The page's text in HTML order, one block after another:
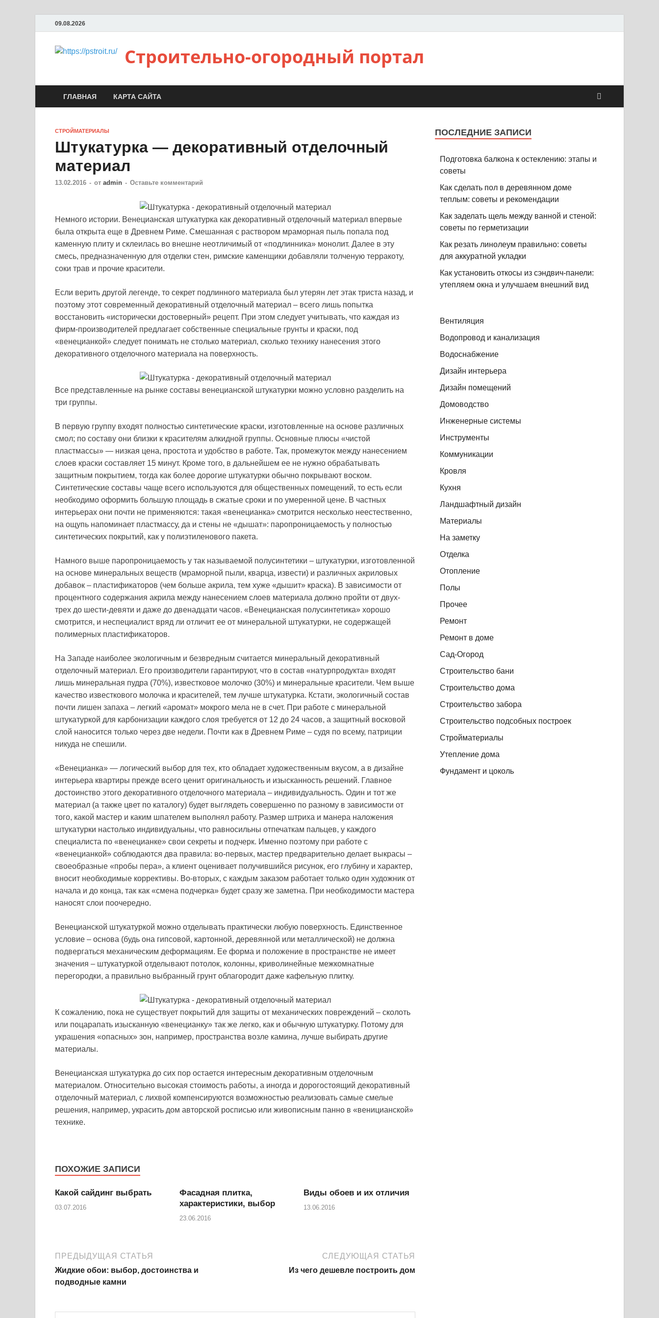
09.08.2026
Строительно-огородный портал
ГЛАВНАЯ КАРТА САЙТА
СТРОЙМАТЕРИАЛЫ
Штукатурка — декоративный отделочный
материал
13.02.2016 - от admin - Оставьте комментарий
Немного истории. Венецианская штукатурка как декоративный отделочный материал впервые
была открыта еще в Древнем Риме. Смешанная с раствором мраморная пыль попала под
каменную плиту и склеилась во внешне неотличимый от «подлинника» монолит. Далее в эту
смесь, предназначенную для отделки стен, римские каменщики добавляли толченую терракоту,
соки трав и прочие красители.
Если верить другой легенде, то секрет подлинного материала был утерян лет этак триста назад, и
поэтому этот современный декоративный отделочный материал – всего лишь попытка
восстановить «исторически достоверный» рецепт. При этом следует учитывать, что каждая из
фирм-производителей предлагает собственные специальные грунты и краски, под
«венецианкой» следует понимать не столько материал, сколько технику нанесения этого
декоративного отделочного материала на поверхность.
Все представленные на рынке составы венецианской штукатурки можно условно разделить на
три группы.
В первую группу входят полностью синтетические краски, изготовленные на основе различных
смол; по составу они близки к красителям алкидной группы. Основные плюсы «чистой
пластмассы» — низкая цена, простота и удобство в работе. Так, промежуток между нанесением
слоев краски составляет 15 минут. Кроме того, в дальнейшем ее не нужно обрабатывать
защитным покрытием, тогда как более дорогие штукатурки обычно покрывают воском.
Синтетические составы чаще всего используются для общественных помещений, то есть если
необходимо оформить большую площадь в сжатые сроки и по умеренной цене. В частных
интерьерах они почти не применяются: такая «венецианка» смотрится несколько неестественно,
на ощупь напоминает пластмассу, да и стены не «дышат»: паропроницаемость у полностью
синтетических покрытий, как у полиэтиленового пакета.
Намного выше паропроницаемость у так называемой полусинтетики – штукатурки, изготовленной
на основе минеральных веществ (мраморной пыли, кварца, извести) и различных акриловых
добавок – пластификаторов (чем больше акрила, тем хуже «дышит» краска). В зависимости от
процентного содержания акрила между нанесением слоев материала должно пройти от двух-
трех до шести-девяти и даже до двенадцати часов. «Венецианская полусинтетика» хорошо
смотрится, и неспециалист вряд ли отличит ее от минеральной штукатурки, не содержащей
полимерных пластификаторов.
На Западе наиболее экологичным и безвредным считается минеральный декоративный
отделочный материал. Его производители гарантируют, что в состав «натурпродукта» входят
лишь минеральная пудра (70%), известковое молочко (30%) и минеральные красители. Чем выше
качество известкового молочка и красителей, тем лучше штукатурка. Кстати, экологичный состав
почти лишен запаха – легкий «аромат» мокрого мела не в счет. При работе с минеральной
штукатуркой для карбонизации каждого слоя требуется от 12 до 24 часов, а защитный восковой
слой наносится только через две недели. Почти как в Древнем Риме – судя по всему, патриции
никуда не спешили.
«Венецианка» — логический выбор для тех, кто обладает художественным вкусом, а в дизайне
интерьера квартиры прежде всего ценит оригинальность и изысканность решений. Главное
достоинство этого декоративного отделочного материала – индивидуальность. Один и тот же
материал (а также цвет по каталогу) будет выглядеть совершенно по разному в зависимости от
того, какой мастер и каким шпателем выполнял работу. Размер штриха и манера наложения
штукатурки настолько индивидуальны, что равносильны отпечаткам пальцев, у каждого
специалиста по «венецианке» свои секреты и подчерк. Именно поэтому при работе с
«венецианкой» соблюдаются два правила: во-первых, мастер предварительно делает выкрасы –
своеобразные «пробы пера», а клиент оценивает получившийся рисунок, его глубину и характер,
вносит необходимые коррективы. Во-вторых, с каждым заказом работает только один художник от
начала и до конца, так как «смена подчерка» будет сразу же заметна. При необходимости мастера
наносят слои поочередно.
Венецианской штукатуркой можно отделывать практически любую поверхность. Единственное
условие – основа (будь она гипсовой, картонной, деревянной или металлической) не должна
подвергаться механическим деформациям. Ее форма и положение в пространстве не имеет
значения – штукатуркой отделывают потолок, колонны, криволинейные межкомнатные
перегородки, а правильно выбранный грунт облагородит даже кафельную плитку.
К сожалению, пока не существует покрытий для защиты от механических повреждений – сколоть
или поцарапать изысканную «венецианку» так же легко, как и обычную штукатурку. Потому для
украшения «опасных» зон, например, пространства возле камина, лучше выбирать другие
материалы.
Венецианская штукатурка до сих пор остается интересным декоративным отделочным
материалом. Относительно высокая стоимость работы, а иногда и дорогостоящий декоративный
отделочный материал, с лихвой компенсируются возможностью реализовать самые смелые
решения, например, украсить дом авторской росписью или живописным панно в «веницианской»
технике.
ПОХОЖИЕ ЗАПИСИ
Какой сайдинг выбрать
03.07.2016
Фасадная плитка,
характеристики, выбор
23.06.2016
Виды обоев и их отличия
13.06.2016
ПРЕДЫДУЩАЯ СТАТЬЯ
Жидкие обои: выбор, достоинства и
подводные камни
СЛЕДУЮЩАЯ СТАТЬЯ
Из чего дешевле построить дом
ПОСЛЕДНИЕ ЗАПИСИ
Подготовка балкона к остеклению: этапы и
советы
Как сделать пол в деревянном доме
теплым: советы и рекомендации
Как заделать щель между ванной и стеной:
советы по герметизации
Как резать линолеум правильно: советы
для аккуратной укладки
Как установить откосы из сэндвич-панели:
утепляем окна и улучшаем внешний вид
Вентиляция
Водопровод и канализация
Водоснабжение
Дизайн интерьера
Дизайн помещений
Домоводство
Инженерные системы
Инструменты
Коммуникации
Кровля
Кухня
Ландшафтный дизайн
Материалы
На заметку
Отделка
Отопление
Полы
Прочее
Ремонт
Ремонт в доме
Сад-Огород
Строительство бани
Строительство дома
Строительство забора
Строительство подсобных построек
Стройматериалы
Утепление дома
Фундамент и цоколь